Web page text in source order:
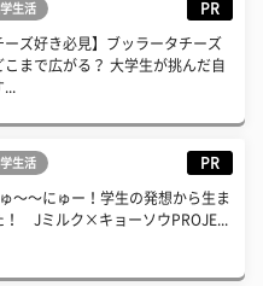
生活 PR
ーズ好き必見】ブッラータチーズ
こまで広がる？ 大学生が挑んだ自
生活 PR
〜〜にゅー！学生の発想から生ま
！ Jミルク×キョーソウPROJE...